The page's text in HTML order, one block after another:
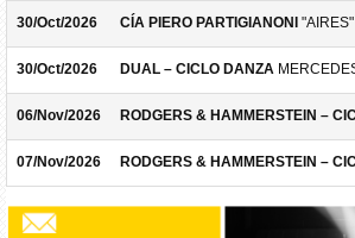
30/Oct/2026 CÍA PIERO PARTIGIANONI
30/Oct/2026 DUAL – CICLO DANZA
06/Nov/2026 RODGERS & HAMMERSTEIN –
07/Nov/2026 RODGERS & HAMMERSTEIN –